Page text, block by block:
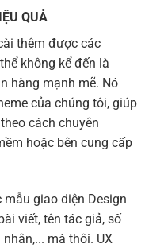
QUẢ
thêm được các
không kể đến là
hàng mạnh mẽ. Nó
của chúng tôi, giúp
cách chuyên
hoặc bên cung cấp
mẫu giao diện Design
viết, tên tác giả, số
mà thôi. UX